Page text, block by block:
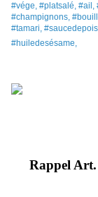
#vége, #platsalé, #ail,
#champignons,
#tamari,
#huiledesésame,
Rappel Art.